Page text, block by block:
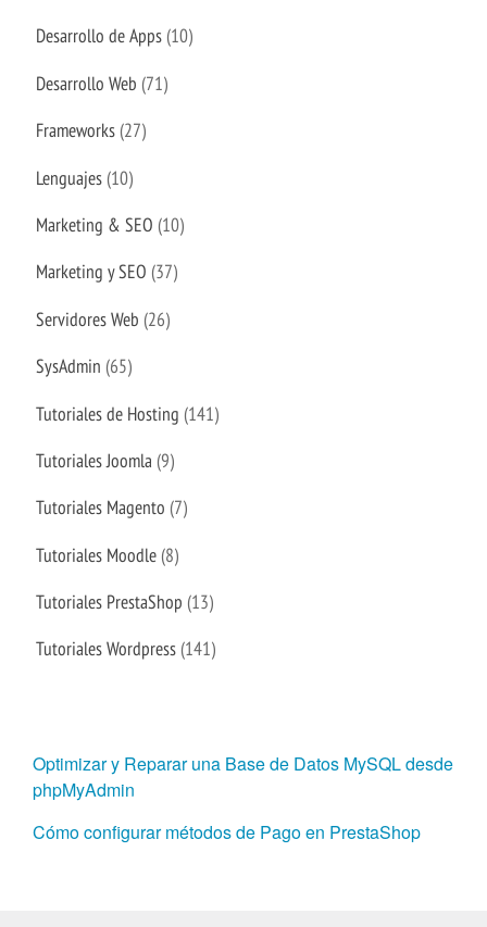
Desarrollo de Apps (10)
Desarrollo Web (71)
Frameworks (27)
Lenguajes (10)
Marketing & SEO (10)
Marketing y SEO (37)
Servidores Web (26)
SysAdmin (65)
Tutoriales de Hosting (141)
Tutoriales Joomla (9)
Tutoriales Magento (7)
Tutoriales Moodle (8)
Tutoriales PrestaShop (13)
Tutoriales Wordpress (141)
Optimizar y Reparar una Base de Datos MySQL desde
phpMyAdmin
Cómo configurar métodos de Pago en PrestaShop